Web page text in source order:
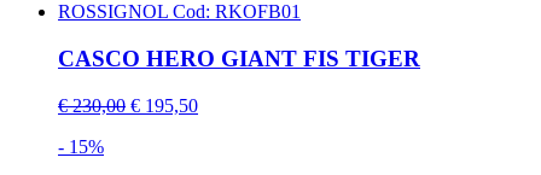
ROSSIGNOL Cod: RKOFB01
CASCO HERO GIANT FIS TIGER
€ 230,00 € 195,50
- 15%